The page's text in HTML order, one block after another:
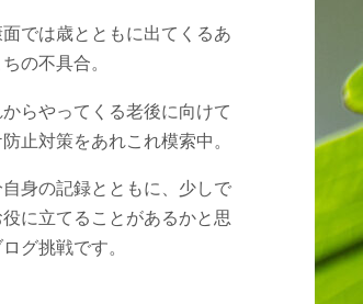
では歳とともに出てくるあ
の不具合。
からやってくる老後に向けて
止対策をあれこれ模索中。
自身の記録とともに、少しで
役に立てることがあるかと思
グ挑戦です。